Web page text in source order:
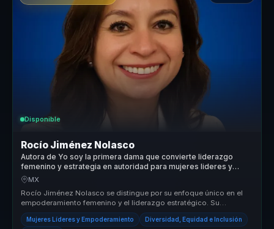
Disponible
Rocío Jiménez Nolasco
Autora de Yo soy la primera dama que convierte liderazgo
femenino y estrategia en autoridad para mujeres lideres y
organizaciones.
MX
Rocío Jiménez Nolasco se distingue por su enfoque único en el
empoderamiento femenino y el liderazgo estratégico. Su
capacidad para trans...
Mujeres Líderes y Empoderamiento Diversidad, Equidad e Inclusión